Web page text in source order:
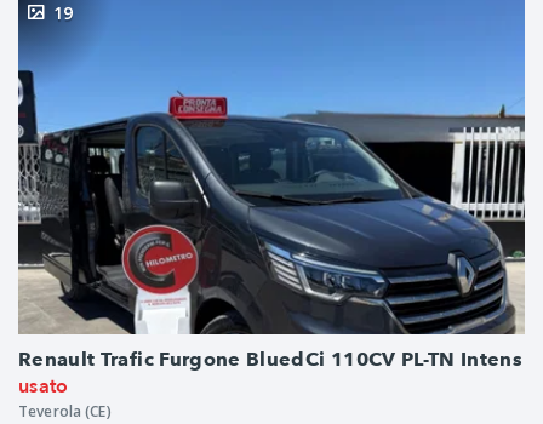
Renault Trafic Furgone BluedCi 110CV PL-TN Intens
usato
19
Teverola (CE)